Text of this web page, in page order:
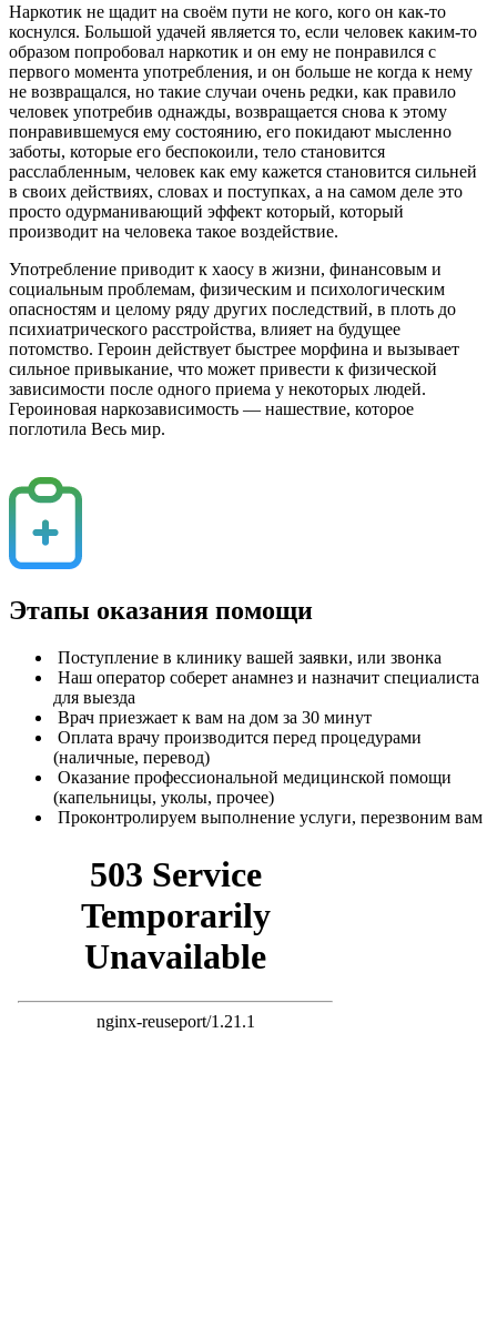
Наркотик не щадит на своём пути не кого, кого он как-то
коснулся. Большой удачей является то, если человек каким-то
образом попробовал наркотик и он ему не понравился с
первого момента употребления, и он больше не когда к нему
не возвращался, но такие случаи очень редки, как правило
человек употребив однажды, возвращается снова к этому
понравившемуся ему состоянию, его покидают мысленно
заботы, которые его беспокоили, тело становится
расслабленным, человек как ему кажется становится сильней
в своих действиях, словах и поступках, а на самом деле это
просто одурманивающий эффект который, который
производит на человека такое воздействие.
Употребление приводит к хаосу в жизни, финансовым и
социальным проблемам, физическим и психологическим
опасностям и целому ряду других последствий, в плоть до
психиатрического расстройства, влияет на будущее
потомство. Героин действует быстрее морфина и вызывает
сильное привыкание, что может привести к физической
зависимости после одного приема у некоторых людей.
Героиновая наркозависимость — нашествие, которое
поглотила Весь мир.
Этапы оказания помощи
Поступление в клинику вашей заявки, или звонка
Наш оператор соберет анамнез и назначит специалиста
для выезда
Врач приезжает к вам на дом за 30 минут
Оплата врачу производится перед процедурами
(наличные, перевод)
Оказание профессиональной медицинской помощи
(капельницы, уколы, прочее)
Проконтролируем выполнение услуги, перезвоним вам